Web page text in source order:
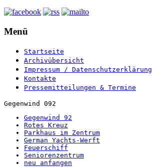
Menü
Startseite
Archivübersicht
Impressum / Datenschutzerklärung
Kontakte
Pressemitteilungen & Termine
Gegenwind 092
Gegenwind 92
Rotes Kreuz
Parkhaus im Zentrum
German Yachts-Werft
Feuerschiff
Seniorenzentrum
neu anfangen